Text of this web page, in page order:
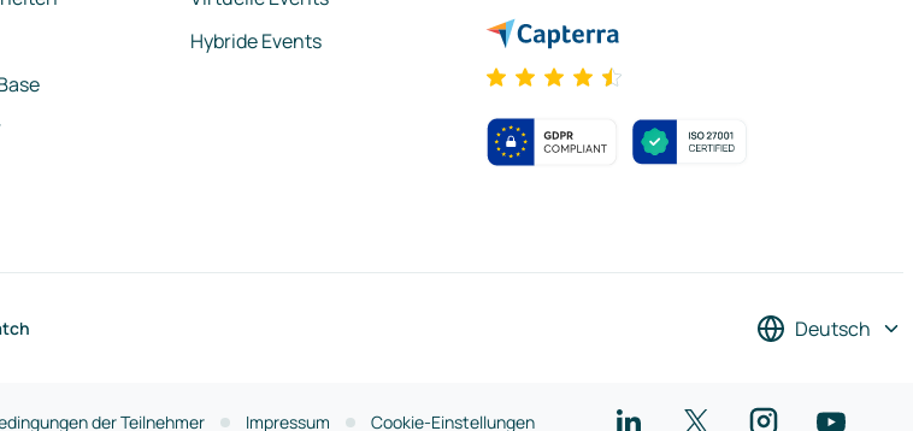
Hybride Events
Deutsch
der Teilnehmer Impressum Cookie-Einstellungen